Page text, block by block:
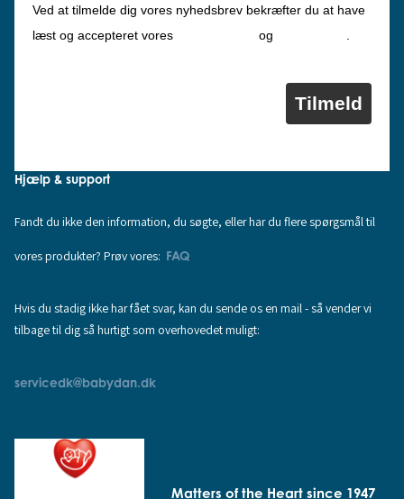
Ved at tilmelde dig vores nyhedsbrev bekræfter du at have
læst og accepteret vores
og .
Tilmeld
Hjælp & support
Fandt du ikke den information, du søgte, eller har du flere spørgsmål til
vores produkter? Prøv vores: FAQ
Hvis du stadig ikke har fået svar, kan du sende os en mail - så vender vi
tilbage til dig så hurtigt som overhovedet muligt:
servicedk@babydan.dk
Matters of the Heart since 1947